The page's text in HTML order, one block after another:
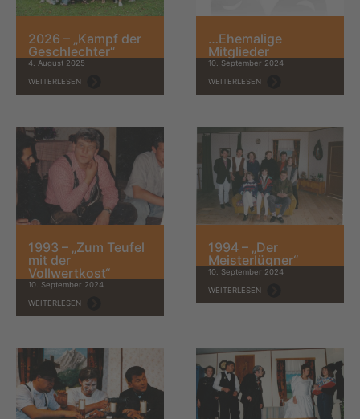
2026 – „Kampf der
Geschlechter“
4. August 2025
WEITERLESEN
…Ehemalige
Mitglieder
10. September 2024
WEITERLESEN
1993 – „Zum Teufel
mit der
Vollwertkost“
10. September 2024
WEITERLESEN
1994 – „Der
Meisterlügner“
10. September 2024
WEITERLESEN